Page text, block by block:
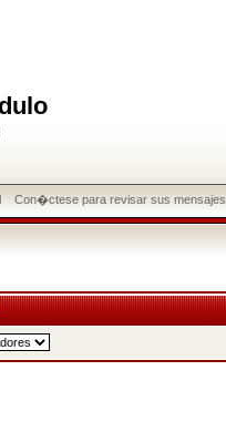
Con�ctese para revisar sus mensajes